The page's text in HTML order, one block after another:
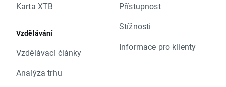
Karta XTB
Vzdělávání
Vzdělávací články
Analýza trhu
Přístupnost
Stížnosti
Informace pro klienty